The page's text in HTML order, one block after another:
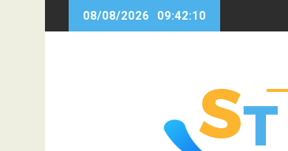
08/08/2026 09:42:11